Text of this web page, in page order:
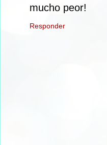
mucho peor!
Responder